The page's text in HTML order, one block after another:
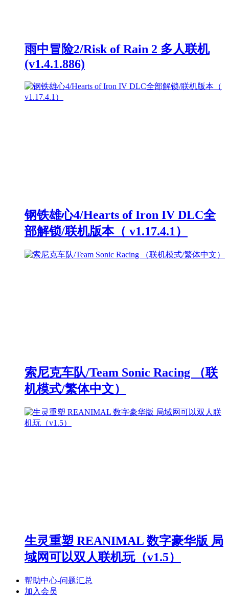
雨中冒险2/Risk of Rain 2 多人联机
(v1.4.1.886)
钢铁雄心4/Hearts of Iron IV DLC全
部解锁/联机版本（ v1.17.4.1）
索尼克车队/Team Sonic Racing （联
机模式/繁体中文）
生灵重塑 REANIMAL 数字豪华版 局
域网可以双人联机玩（v1.5）
帮助中心-问题汇总
加入会员